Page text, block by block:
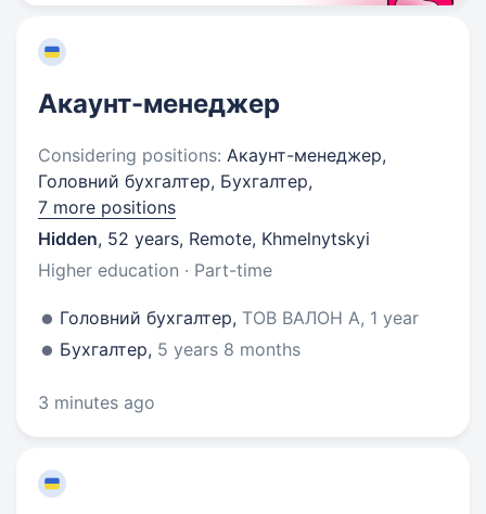
Акаунт-менеджер
Considering positions: Акаунт-менеджер,
Головний бухгалтер, Бухгалтер,
7 more positions
Hidden, 52 years, Remote, Khmelnytskyi
Higher education · Part-time
Головний бухгалтер, ТОВ ВАЛОН А, 1 year
Бухгалтер, 5 years 8 months
3 minutes ago